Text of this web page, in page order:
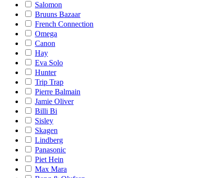
Salomon
Bruuns Bazaar
French Connection
Omega
Canon
Hay
Eva Solo
Hunter
Trip Trap
Pierre Balmain
Jamie Oliver
Billi Bi
Sisley
Skagen
Lindberg
Panasonic
Piet Hein
Max Mara